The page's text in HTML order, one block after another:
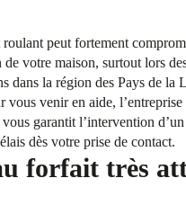
peut fortement
de votre maison, surtout lors
dans la région des Pays de la
vous venir en aide, l’entreprise
garantit l’intervention
dès votre prise de contact.
forfait très